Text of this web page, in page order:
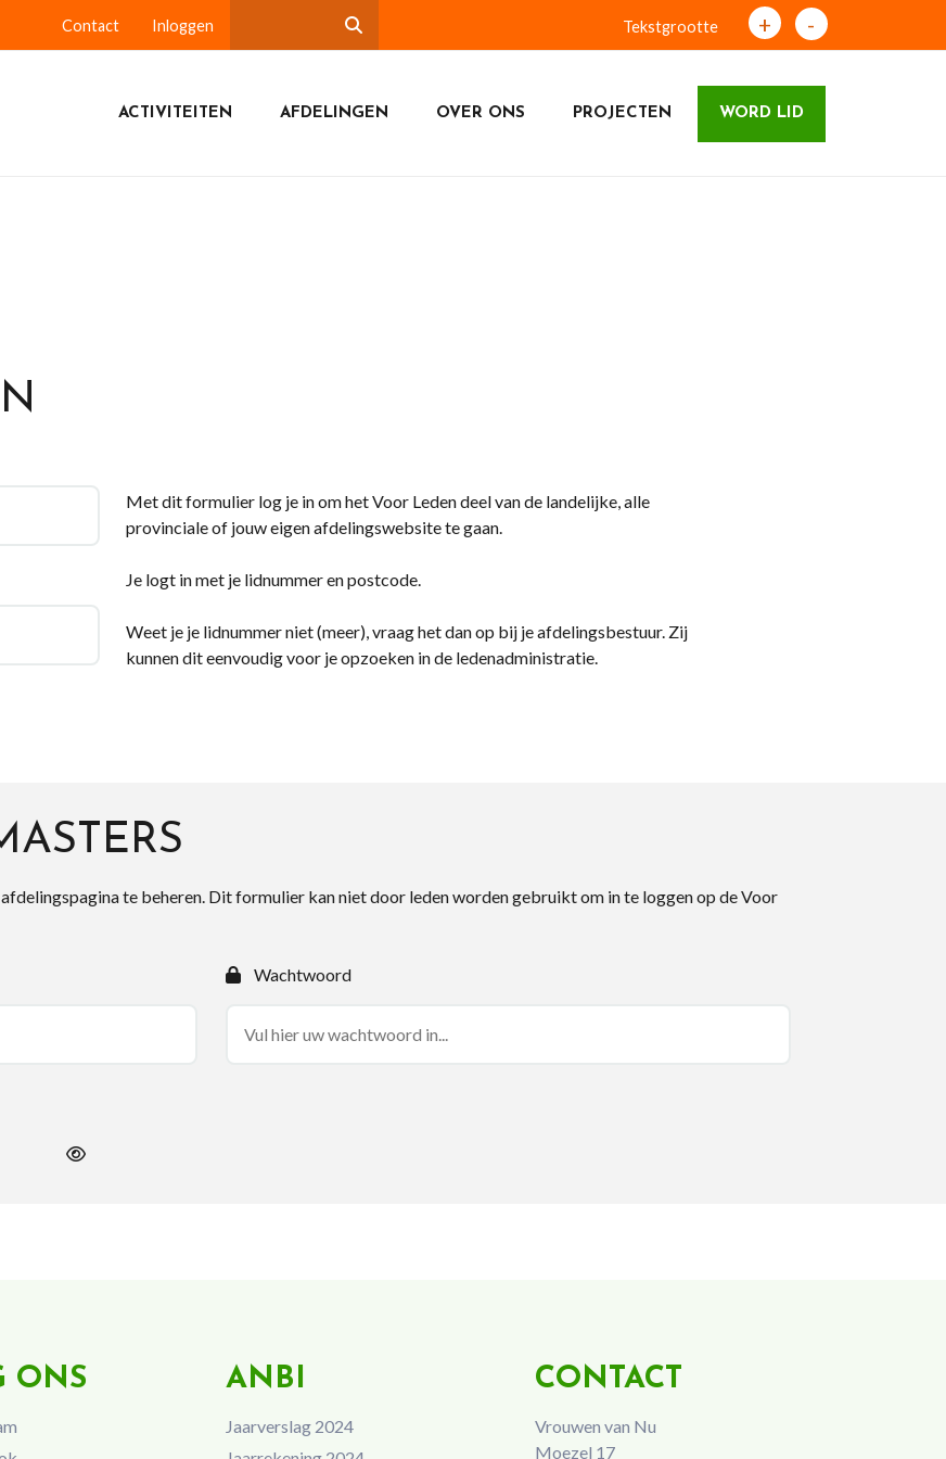
Contact Inloggen Tekstgrootte + -
ACTIVITEITEN AFDELINGEN OVER ONS PROJECTEN WORD LID
Met dit formulier log je in om het Voor Leden deel van de landelijke, alle
provinciale of jouw eigen afdelingswebsite te gaan.
Je logt in met je lidnummer en postcode.
Weet je je lidnummer niet (meer), vraag het dan op bij je afdelingsbestuur. Zij
kunnen dit eenvoudig voor je opzoeken in de ledenadministratie.
te beheren. Dit formulier kan niet door leden worden gebruikt om in te loggen op de Voor
Wachtwoord
ONS ANBI
Jaarverslag 2024
CONTACT
Vrouwen van Nu
Moezel 17